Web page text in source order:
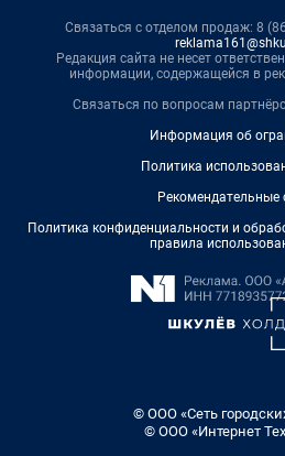
Связаться с отделом продаж: 8
Редакция сайта не несет
информации, содержащейся в
Связаться по вопросам
Информация об
Политика
Рекомендательные
Политика конфиденциальности и
правила
© ООО «Сеть
© ООО «Интернет